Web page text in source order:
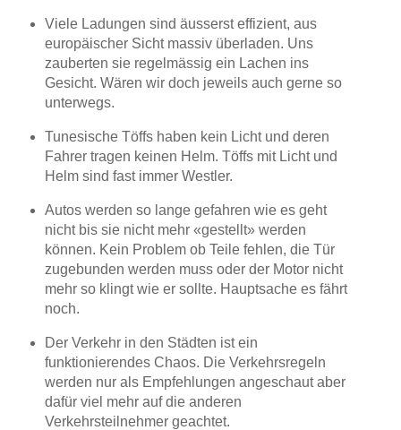
Viele Ladungen sind äusserst effizient, aus
europäischer Sicht massiv überladen. Uns
zauberten sie regelmässig ein Lachen ins
Gesicht. Wären wir doch jeweils auch gerne so
unterwegs.
Tunesische Töffs haben kein Licht und deren
Fahrer tragen keinen Helm. Töffs mit Licht und
Helm sind fast immer Westler.
Autos werden so lange gefahren wie es geht
nicht bis sie nicht mehr «gestellt» werden
können. Kein Problem ob Teile fehlen, die Tür
zugebunden werden muss oder der Motor nicht
mehr so klingt wie er sollte. Hauptsache es fährt
noch.
Der Verkehr in den Städten ist ein
funktionierendes Chaos. Die Verkehrsregeln
werden nur als Empfehlungen angeschaut aber
dafür viel mehr auf die anderen
Verkehrsteilnehmer geachtet.